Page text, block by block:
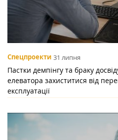
Спецпроекти 31 липня
Пастки демпінгу та браку
елеватора захиститися від
експлуатації